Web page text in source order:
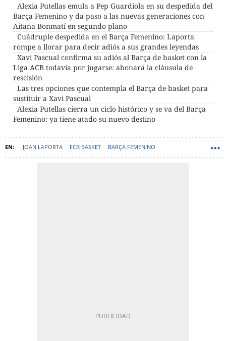
Alexia Putellas emula a Pep Guardiola en su despedida del
Barça Femenino y da paso a las nuevas generaciones con
Aitana Bonmatí en segundo plano
Cuádruple despedida en el Barça Femenino: Laporta
rompe a llorar para decir adiós a sus grandes leyendas
Xavi Pascual confirma su adiós al Barça de basket con la
Liga ACB todavía por jugarse: abonará la cláusula de
rescisión
Las tres opciones que contempla el Barça de basket para
sustituir a Xavi Pascual
Alexia Putellas cierra un ciclo histórico y se va del Barça
Femenino: ya tiene atado su nuevo destino
JOAN LAPORTA FCB BASKET BARÇA FEMENINO